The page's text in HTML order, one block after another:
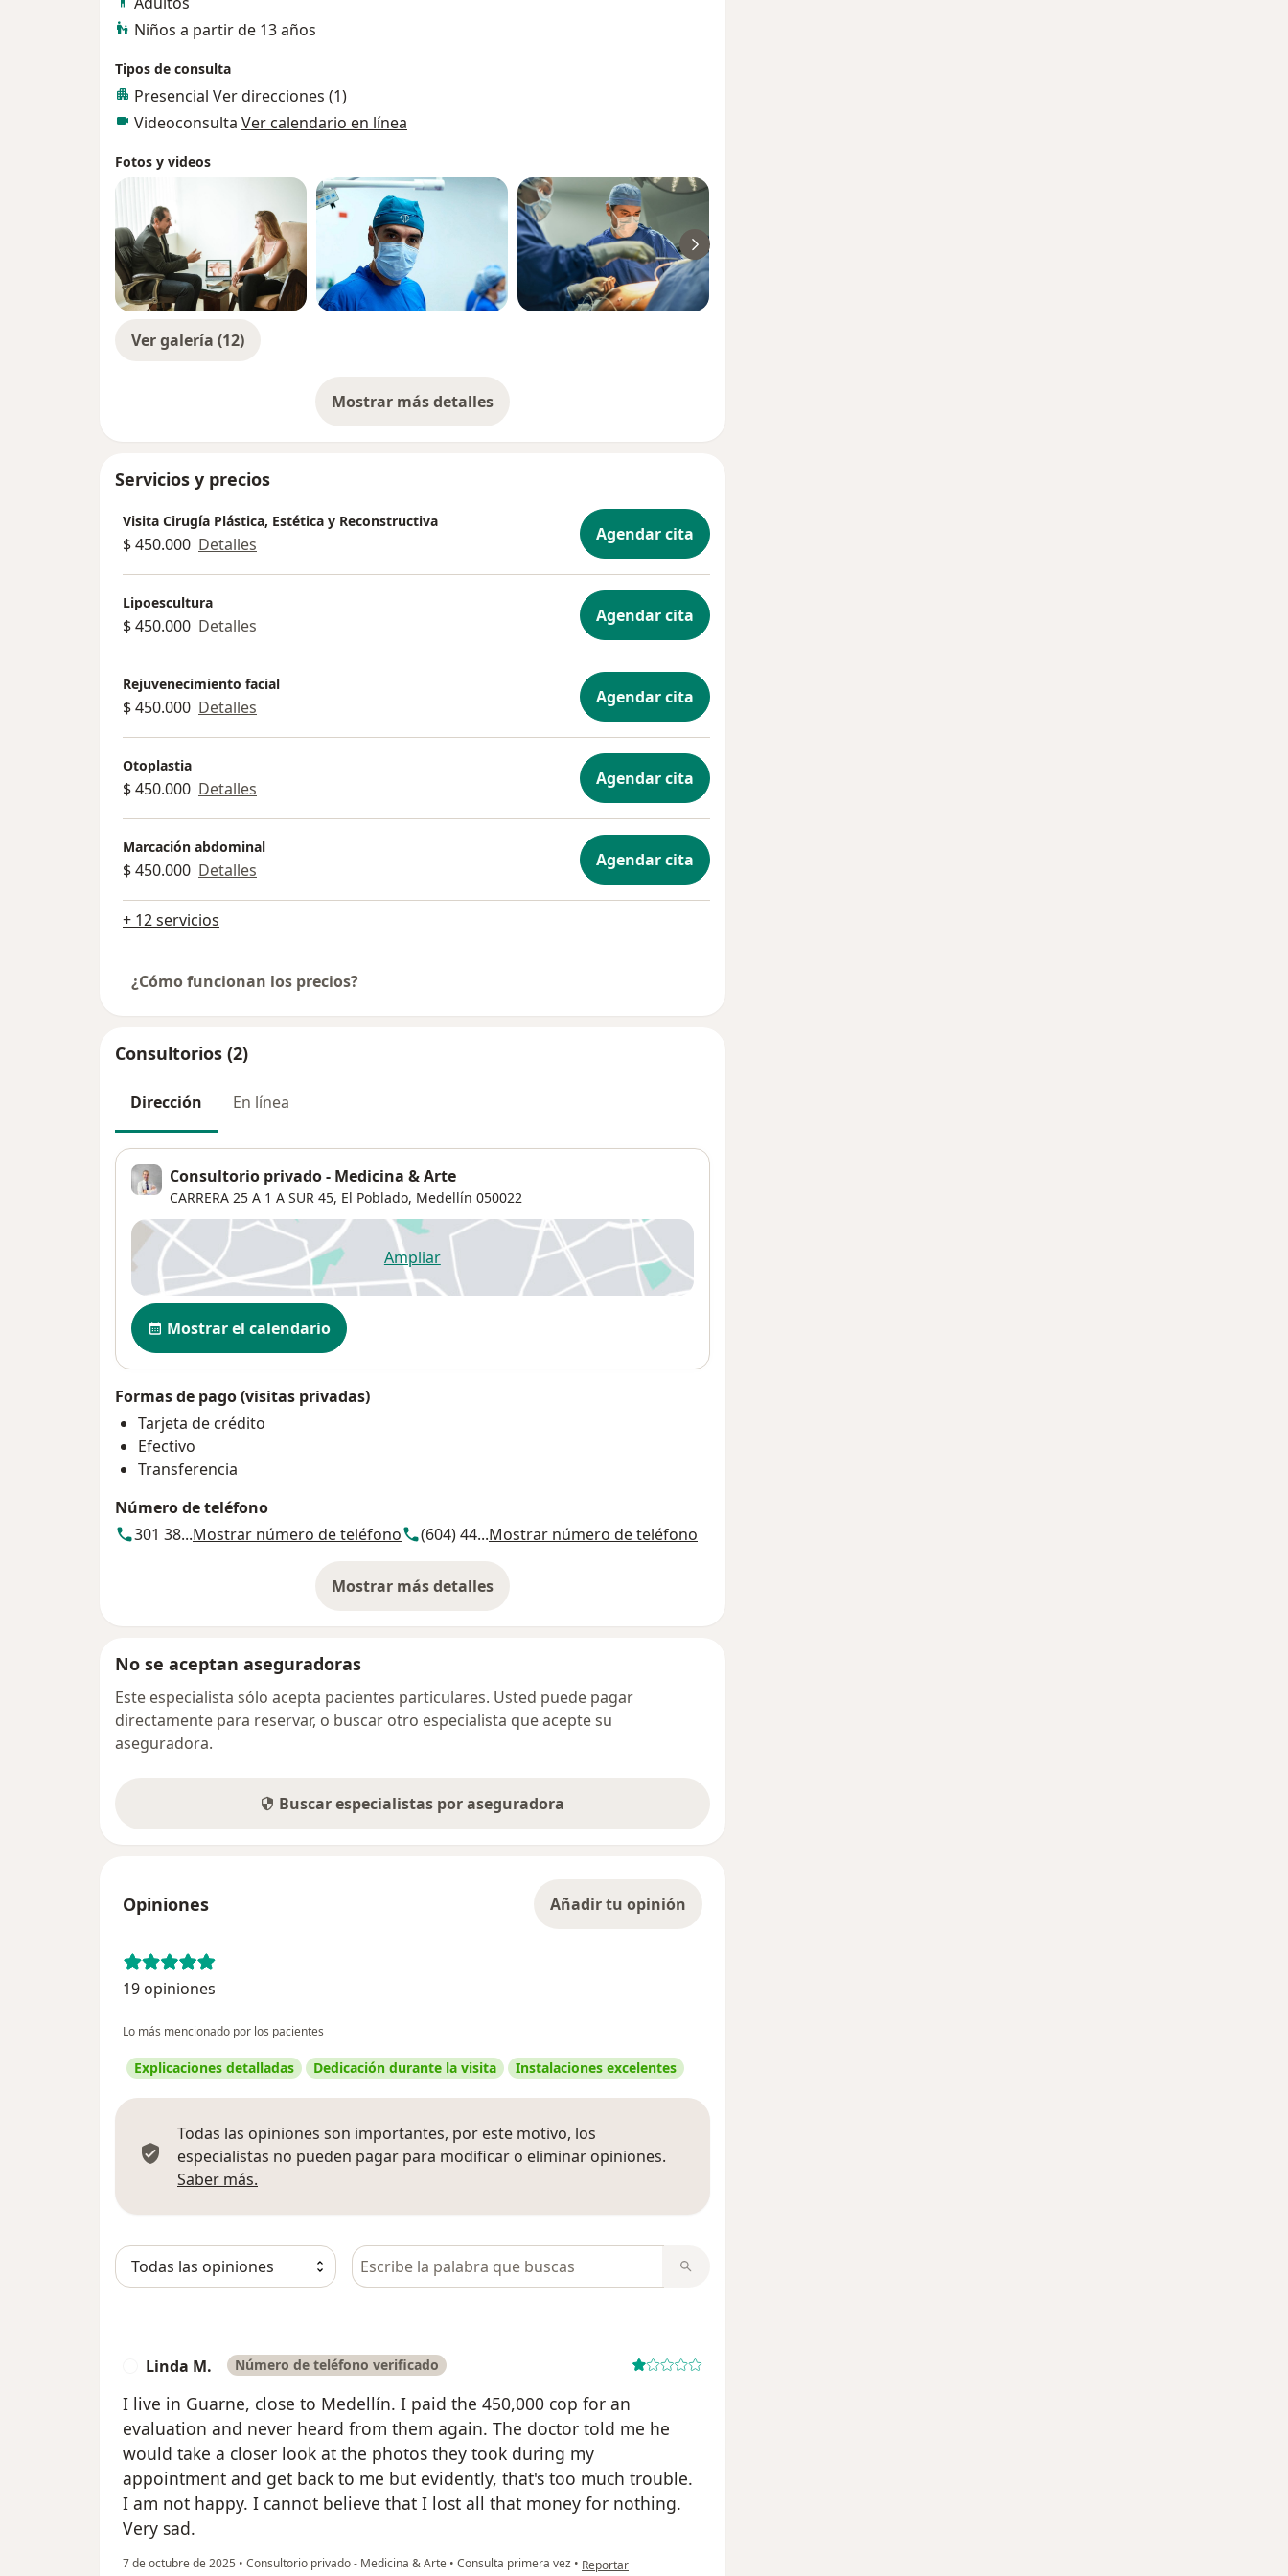
Niños a partir de 13 años
Tipos de consulta
Presencial Ver direcciones (1)
Videoconsulta Ver calendario en línea
Fotos y videos
Ver galería (12)
Mostrar más detalles
sobre la experiencia
Servicios y precios
Visita Cirugía Plástica, Estética y Reconstructiva
$ 450.000 Detalles Agendar cita
Lipoescultura
$ 450.000 Detalles Agendar cita
Rejuvenecimiento facial
$ 450.000 Detalles Agendar cita
Otoplastia
$ 450.000 Detalles Agendar cita
Marcación abdominal
$ 450.000 Detalles Agendar cita
+ 12 servicios
¿Cómo funcionan los precios?
Consultorios (2)
Dirección En línea
Consultorio privado - Medicina & Arte
CARRERA 25 A 1 A SUR 45, El Poblado, Medellín 050022
Ampliarse abre en una nueva pestaña
Disponibilidad
Mostrar el calendario
Formas de pago (visitas privadas)
Tarjeta de crédito
Efectivo
Transferencia
Número de teléfono
301 38...Mostrar número de teléfono (604) 44...Mostrar número de teléfono
Mostrar más detalles
sobre la dirección
No se aceptan aseguradoras
Este especialista sólo acepta pacientes particulares. Usted puede pagar
directamente para reservar, o buscar otro especialista que acepte su
aseguradora.
Buscar especialistas por aseguradora
Opiniones Añadir tu opinión
19 opiniones
Lo más mencionado por los pacientes
Explicaciones detalladas Dedicación durante la visita Instalaciones excelentes
Todas las opiniones son importantes, por este motivo, los
especialistas no pueden pagar para modificar o eliminar opiniones.
Saber más.
Busca en opiniones
Linda M. Número de teléfono verificado
I live in Guarne, close to Medellín. I paid the 450,000 cop for an
evaluation and never heard from them again. The doctor told me he
would take a closer look at the photos they took during my
appointment and get back to me but evidently, that's too much trouble.
I am not happy. I cannot believe that I lost all that money for nothing.
Very sad.
7 de octubre de 2025 • Consultorio privado - Medicina & Arte • Consulta primera vez • en opinión del usuario Linda M.
Reportar